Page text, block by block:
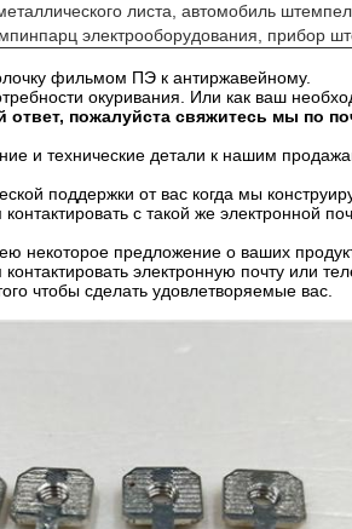
листа, автомобиль
электрооборудования, прибор
фильмом ПЭ к антиржавейному.
окуривания . Или как ваш
пожалуйста свяжитесь мы по
и технические детали к нашим
поддержки от вас когда мы
с такой же электронной
некоторое предложение о ваших
электронную почту или
чтобы сделать удовлетворяемые вас.